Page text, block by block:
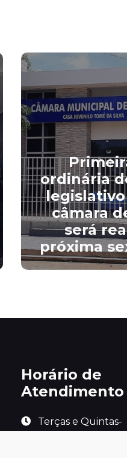
ordinária
legislativo
câmara
será
próxima
Horário de
Atendimento
Terças e Quintas-